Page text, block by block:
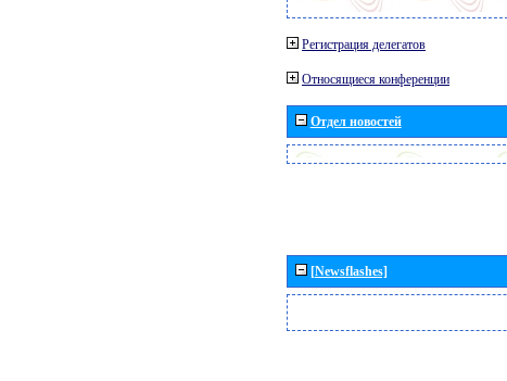
Регистрация делегатов
Относящиеся конференции
Отдел новостей
[Newsflashes]